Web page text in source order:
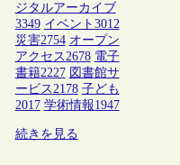
ジタルアーカイブ
3349 イベント 3012
災害2754 オープン
アクセス2678 電子
書籍2227 図書館サ
ービス2178 子ども
2017 学術情報1947
続きを見る